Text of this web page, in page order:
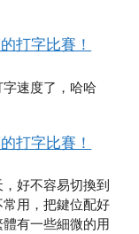
打字比賽！
速度了，哈哈
打字比賽！
好不容易切換到
用，把鍵位配好
有一些細微的用